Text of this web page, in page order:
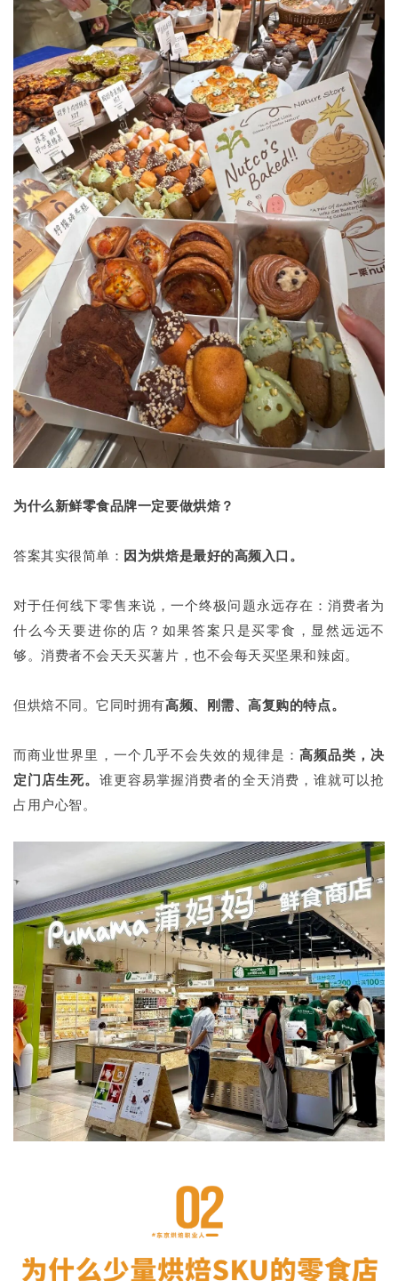
为什么新鲜零食品牌一定要做烘焙？
答案其实很简单： 因为烘焙是最好的高频入口。
对于任何线下零售来说，一个终极问题永远存在：消费者为
什么今天要进你的店？如果答案只是买零食，显然远远不
够。消费者不会天天买薯片，也不会每天买坚果和辣卤。
但烘焙不同。它同时拥有高频、刚需、高复购的特点。
而商业世界里，一个几乎不会失效的规律是： 高频品类，决
定门店生死。 谁更容易掌握消费者的全天消费，谁就可以抢
占用户心智。